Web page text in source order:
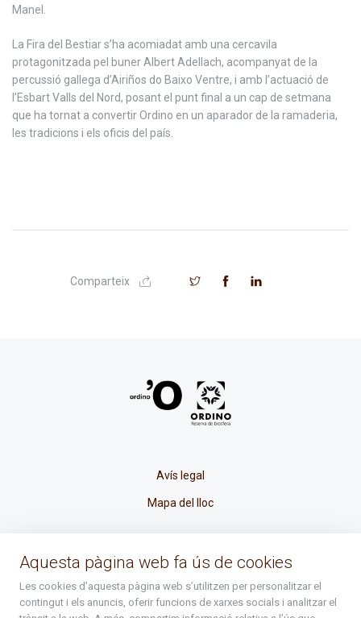
Manel.
La Fira del Bestiar s’ha acomiadat amb una cercavila
protagonitzada pel buner Albert Adellach, acompanyat de la
percussió gallega d’Airiños do Baixo Ventre, i amb l’actuació de
l’Esbart Valls del Nord, posant el punt final a un cap de setmana
que ha tornat a convertir Ordino en un aparador de la ramaderia,
les tradicions i els oficis del país.
Comparteix
Avís legal
Mapa del lloc
atenciociutadana@ordino.ad
+376 878 100
Aquesta pàgina web fa ús de cookies
Les cookies d’aquesta pàgina web s’utilitzen per personalitzar el
contingut i els anuncis, oferir funcions de xarxes socials i analitzar el